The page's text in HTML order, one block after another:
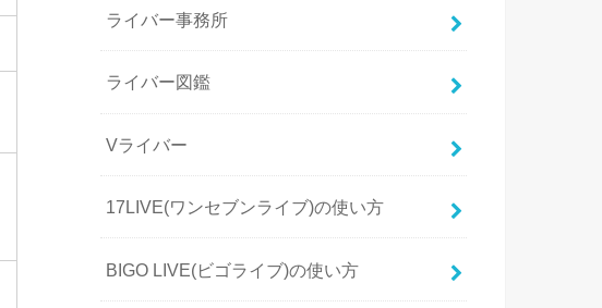
ライバー事務所
ライバー図鑑
Vライバー
17LIVE(ワンセブンライブ)の使い方
BIGO LIVE(ビゴライブ)の使い方